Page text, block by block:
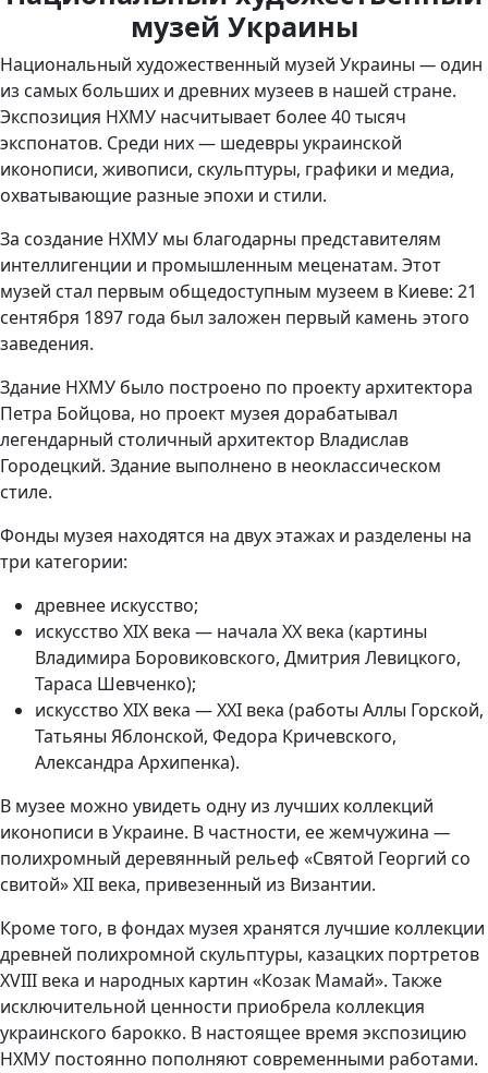
музей Украины
Национальный художественный музей Украины — один
из самых больших и древних музеев в нашей стране.
Экспозиция НХМУ насчитывает более 40 тысяч
экспонатов. Среди них — шедевры украинской
иконописи, живописи, скульптуры, графики и медиа,
охватывающие разные эпохи и стили.
За создание НХМУ мы благодарны представителям
интеллигенции и промышленным меценатам. Этот
музей стал первым общедоступным музеем в Киеве: 21
сентября 1897 года был заложен первый камень этого
заведения.
Здание НХМУ было построено по проекту архитектора
Петра Бойцова, но проект музея дорабатывал
легендарный столичный архитектор Владислав
Городецкий. Здание выполнено в неоклассическом
стиле.
Фонды музея находятся на двух этажах и разделены на
три категории:
древнее искусство;
искусство XIX века — начала XX века (картины
Владимира Боровиковского, Дмитрия Левицкого,
Тараса Шевченко);
искусство XIX века — XXI века (работы Аллы Горской,
Татьяны Яблонской, Федора Кричевского,
Александра Архипенка).
В музее можно увидеть одну из лучших коллекций
иконописи в Украине. В частности, ее жемчужина —
полихромный деревянный рельеф «Святой Георгий со
свитой» XII века, привезенный из Византии.
Кроме того, в фондах музея хранятся лучшие коллекции
древней полихромной скульптуры, казацких портретов
XVIII века и народных картин «Козак Мамай». Также
исключительной ценности приобрела коллекция
украинского барокко. В настоящее время экспозицию
НХМУ постоянно пополняют современными работами.